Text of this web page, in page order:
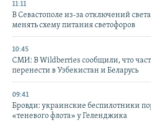
11:11
В Севастополе из-за отключений
менять схему питания светофоров
10:45
СМИ: В Wildberries сообщили, что
перенести в Узбекистан и Беларусь
09:41
Бровди: украинские беспилотники
«теневого флота» у Геленджика